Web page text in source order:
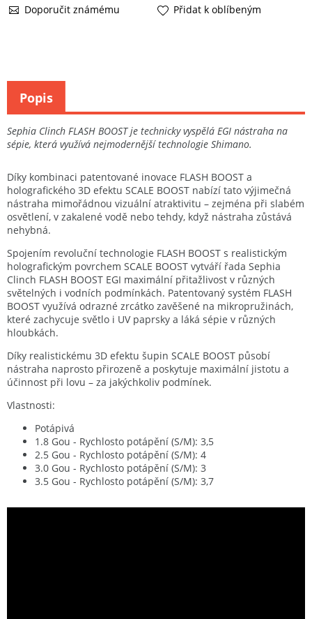
Doporučit známému
Přidat k oblíbeným
Sephia Clinch FLASH BOOST je technicky vyspělá EGI nástraha na
sépie, která využívá nejmodernější technologie Shimano.
Díky kombinaci patentované inovace FLASH BOOST a
holografického 3D efektu SCALE BOOST nabízí tato výjimečná
nástraha mimořádnou vizuální atraktivitu – zejména při slabém
osvětlení, v zakalené vodě nebo tehdy, když nástraha zůstává
nehybná.
Spojením revoluční technologie FLASH BOOST s realistickým
holografickým povrchem SCALE BOOST vytváří řada Sephia
Clinch FLASH BOOST EGI maximální přitažlivost v různých
světelných i vodních podmínkách. Patentovaný systém FLASH
BOOST využívá odrazné zrcátko zavěšené na mikropružinách,
které zachycuje světlo i UV paprsky a láká sépie v různých
hloubkách.
Díky realistickému 3D efektu šupin SCALE BOOST působí
nástraha naprosto přirozeně a poskytuje maximální jistotu a
účinnost při lovu – za jakýchkoliv podmínek.
Vlastnosti:
Potápivá
1.8 Gou - Rychlosto potápění (S/M): 3,5
2.5 Gou - Rychlosto potápění (S/M): 4
3.0 Gou - Rychlosto potápění (S/M): 3
3.5 Gou - Rychlosto potápění (S/M): 3,7
Popis